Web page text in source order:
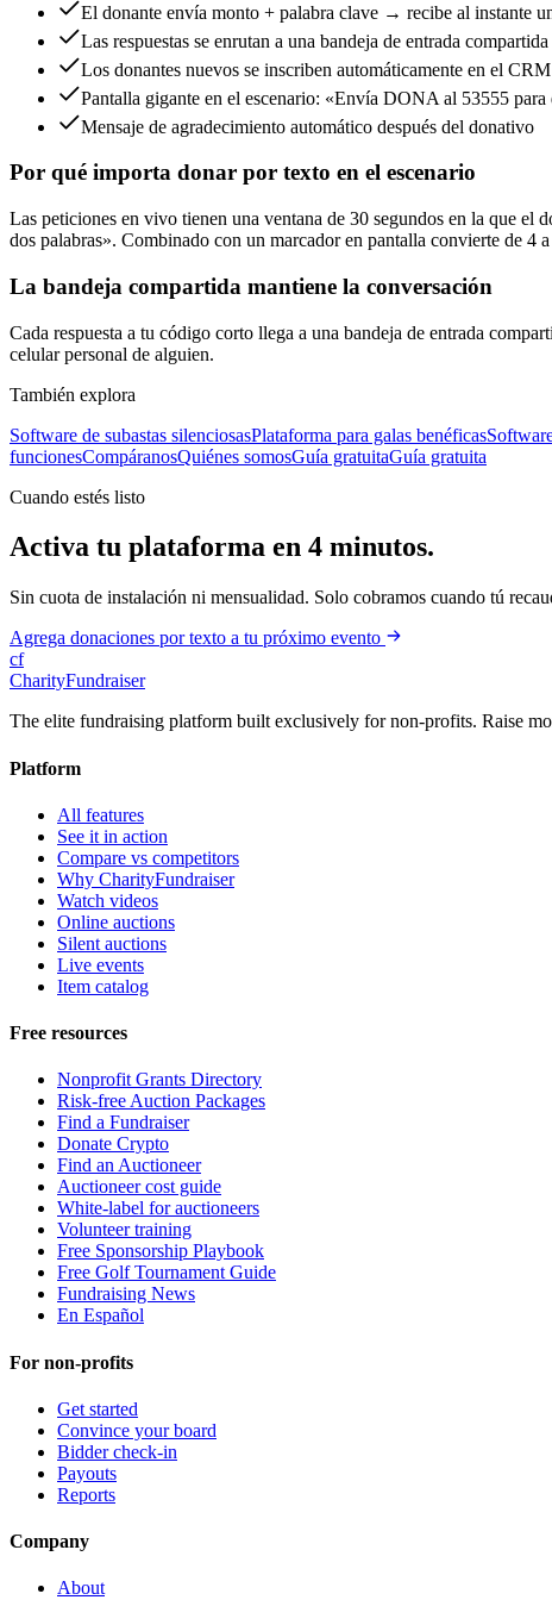
El donante envía monto + palabra clave → recibe al instante
Las respuestas se enrutan a una bandeja de entrada
Los donantes nuevos se inscriben automáticamente en el
Pantalla gigante en el escenario: «Envía DONA al 53555 para
Mensaje de agradecimiento automático después del donativo
Por qué importa donar por texto en el escenario
Las peticiones en vivo tienen una ventana de 30 segundos en la que el
dos palabras». Combinado con un marcador en pantalla convierte de 4
La bandeja compartida mantiene la conversación
Cada respuesta a tu código corto llega a una bandeja de entrada
celular personal de alguien.
También explora
Software de subastas silenciosasPlataforma para galas benéficas
funcionesCompáranosQuiénes somosGuía gratuitaGuía gratuita
Cuando estés listo
Activa tu plataforma en 4 minutos.
Sin cuota de instalación ni mensualidad. Solo cobramos cuando tú
Agrega donaciones por texto a tu próximo evento
cf
CharityFundraiser
The elite fundraising platform built exclusively for non-profits. Raise
Platform
All features
See it in action
Compare vs competitors
Why CharityFundraiser
Watch videos
Online auctions
Silent auctions
Live events
Item catalog
Free resources
Nonprofit Grants Directory
Risk-free Auction Packages
Find a Fundraiser
Donate Crypto
Find an Auctioneer
Auctioneer cost guide
White-label for auctioneers
Volunteer training
Free Sponsorship Playbook
Free Golf Tournament Guide
Fundraising News
En Español
For non-profits
Get started
Convince your board
Bidder check-in
Payouts
Reports
Company
About